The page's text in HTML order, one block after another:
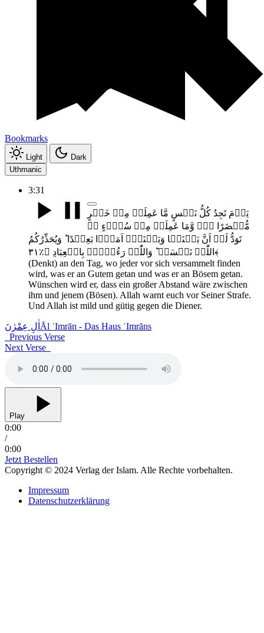
Bookmarks
Light
Dark
Uthmanic
3:31
یَوۡمَ تَجِدُ کُلُّ نَفۡسٍ مَّا عَمِلَتۡ مِنۡ خَیۡرٍ
مُّحۡضَرًا ۚۖۛ وَّمَا عَمِلَتۡ مِنۡ سُوۡٓءٍ ۚۛ
تَوَدُّ لَوۡ اَنَّ بَیۡنَہَا وَبَیۡنَہٗۤ اَمَدًۢا بَعِیۡدًا ؕ وَیُحَذِّرُکُمُ
اللّٰہُ نَفۡسَہٗ ؕ وَاللّٰہُ رَءُوۡفٌۢ بِالۡعِبَادِ ﴿٪۳۱﴾
(Denkt) an den Tag, wo jeder vor sich versammelt finden
wird, was er an Gutem getan und was er an Bösem getan.
Wünschen wird er, dass ein großer Abstand wäre zwischen
ihm und jenem (Bösen). Allah warnt euch vor Seiner Strafe.
Und Allah ist mild und gütig gegen die Diener.
اٰلِ عِمْرٰنَ Āl ʿImrān - Das Haus ʿImrāns
Previous Verse
Next Verse
Play
0:00
/
0:00
Jetzt Bestellen
Copyright © 2024 Verlag der Islam. Alle Rechte vorbehalten.
Impressum
Datenschutzerklärung